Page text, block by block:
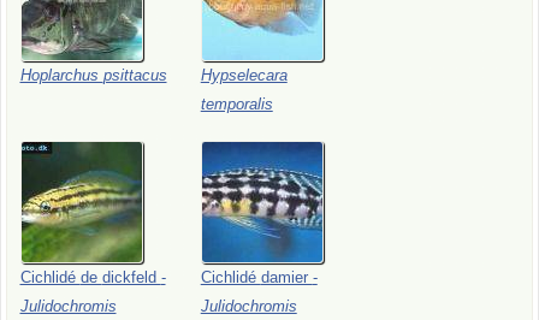
Hoplarchus psittacus
Hypselecara
temporalis
Cichlidé de dickfeld -
Julidochromis
Cichlidé damier -
Julidochromis